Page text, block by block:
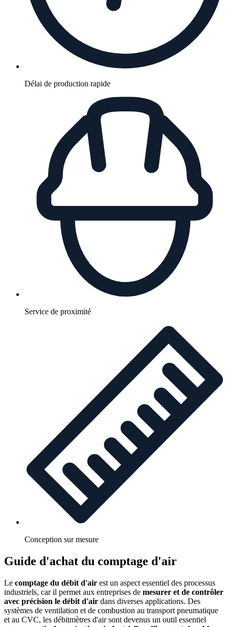
Délai de production rapide
Service de proximité
Conception sur mesure
Guide d'achat du comptage d'air
Le comptage du débit d'air est un aspect essentiel des processus
industriels, car il permet aux entreprises de mesurer et de contrôler
avec précision le débit d'air dans diverses applications. Des
systèmes de ventilation et de combustion au transport pneumatique
et au CVC, les débitmètres d'air sont devenus un outil essentiel